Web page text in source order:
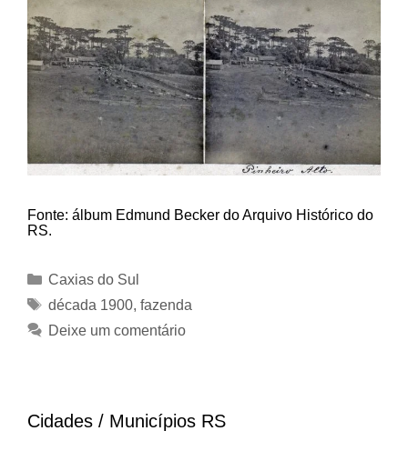
Fonte: álbum Edmund Becker do Arquivo Histórico do
RS.
Categorias
Caxias do Sul
Tags
década 1900, fazenda
Deixe um comentário
Cidades / Municípios RS